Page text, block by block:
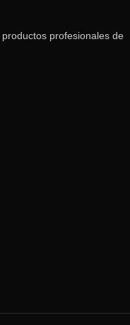
profesionales de